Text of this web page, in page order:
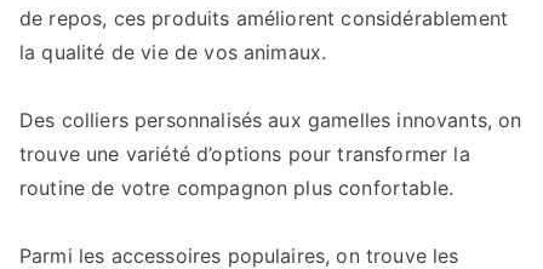
de repos, ces produits améliorent considérablement
la qualité de vie de vos animaux.
Des colliers personnalisés aux gamelles innovants, on
trouve une variété d’options pour transformer la
routine de votre compagnon plus confortable.
Parmi les accessoires populaires, on trouve les